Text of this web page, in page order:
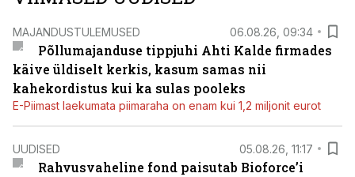
MAJANDUSTULEMUSED 06.08.26, 09:34
Põllumajanduse tippjuhi Ahti Kalde firmades
käive üldiselt kerkis, kasum samas nii
kahekordistus kui ka sulas pooleks
E-Piimast laekumata piimaraha on enam kui 1,2 miljonit eurot
UUDISED 05.08.26, 11:17
Rahvusvaheline fond paisutab Bioforce’i